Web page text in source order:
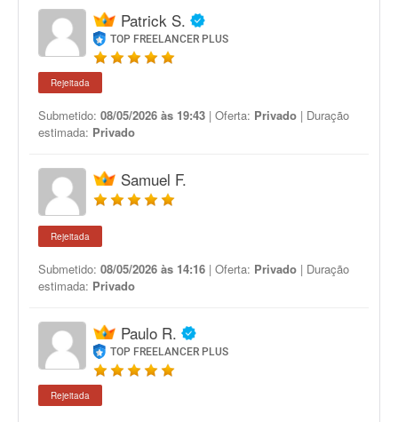
Patrick S.
TOP FREELANCER PLUS
Rejeitada
Submetido: 08/05/2026 às 19:43 | Oferta: Privado | Duração
estimada: Privado
Samuel F.
Rejeitada
Submetido: 08/05/2026 às 14:16 | Oferta: Privado | Duração
estimada: Privado
Paulo R.
TOP FREELANCER PLUS
Rejeitada